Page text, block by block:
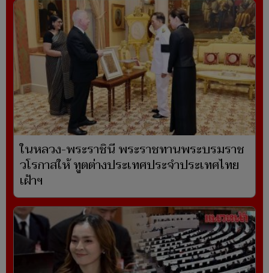
ในหลวง-พระราชินี พระราชทานพระบรมราช
วโรกาสให้ ทูตต่างประเทศประจำประเทศไทย
เฝ้าฯ